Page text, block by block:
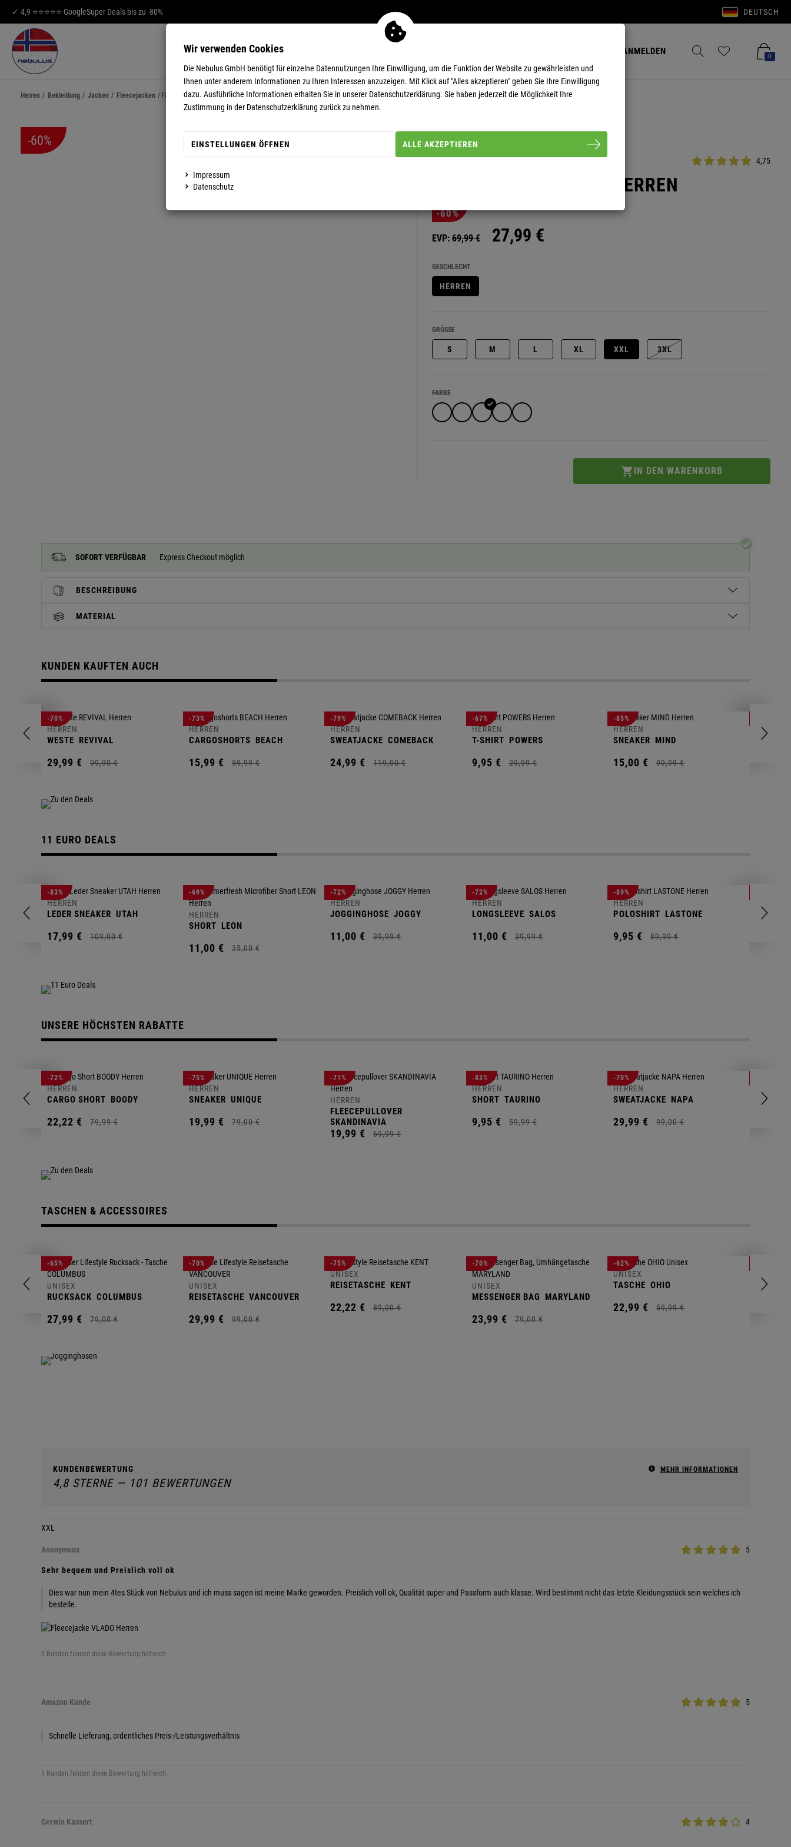
✓ 4,9 ⭐⭐⭐⭐⭐ GoogleSuper Deals bis zu -80% DEUTSCH
HERREN DAMEN AnmeldenANMELDEN Merkzettel aufklappenWarenkorb
0
Herren / Bekleidung / Jacken / Fleecejacken / Fleecejacke VLADO Herren
-60%
MEHR ANZEIGEN
Artikel-Nummer: 11111470 4,75
FLEECEJACKE VLADO HERREN
-60%
EVP: 69,99 € 27,99 €
GESCHLECHT
HERREN
GRÖSSE
S M L XL XXL 3XL
FARBE
SOFORT VERFÜGBAR Express Checkout möglich
BESCHREIBUNG
MATERIAL
KUNDEN KAUFTEN AUCH
-70%
HERREN
WESTE REVIVAL
29,99 € 99,90 €
-73%
HERREN
CARGOSHORTS BEACH
15,99 € 59,99 €
-79%
HERREN
SWEATJACKE COMEBACK
24,99 € 119,00 €
-67%
HERREN
T-SHIRT POWERS
9,95 € 29,99 €
-85%
HERREN
SNEAKER MIND
15,00 € 99,99 €
11 EURO DEALS
-83%
HERREN
LEDER SNEAKER UTAH
17,99 € 109,00 €
-69%
HERREN
SHORT LEON
11,00 € 35,00 €
-72%
HERREN
JOGGINGHOSE JOGGY
11,00 € 39,99 €
-72%
HERREN
LONGSLEEVE SALOS
11,00 € 39,99 €
-89%
HERREN
POLOSHIRT LASTONE
9,95 € 89,99 €
SHORT
UNSERE HÖCHSTEN RABATTE
-72%
HERREN
CARGO SHORT BOODY
22,22 € 79,99 €
-75%
HERREN
SNEAKER UNIQUE
19,99 € 79,00 €
-71%
HERREN
FLEECEPULLOVER
SKANDINAVIA
19,99 € 69,99 €
-83%
HERREN
SHORT TAURINO
9,95 € 59,99 €
-70%
HERREN
SWEATJACKE NAPA
29,99 € 99,00 €
TASCHEN & ACCESSOIRES
-65%
UNISEX
RUCKSACK COLUMBUS
27,99 € 79,00 €
-70%
UNISEX
REISETASCHE VANCOUVER
29,99 € 99,00 €
-75%
UNISEX
REISETASCHE KENT
22,22 € 89,00 €
-70%
UNISEX
MESSENGER BAG MARYLAND
23,99 € 79,00 €
-62%
UNISEX
TASCHE OHIO
22,99 € 59,99 €
KUNDENBEWERTUNG MEHR INFORMATIONEN
4,8 STERNE — 101 BEWERTUNGEN
XXL
Anonymous 5
Sehr bequem und Preislich voll ok
Dies war nun mein 4tes Stück von Nebulus und ich muss sagen ist meine Marke geworden. Preislich voll ok, Qualität super und Passform auch klasse. Wird bestimmt nicht das letzte Kleidungsstück sein welches ich
bestelle.
0 Kunden fanden diese Bewertung hilfreich.
Amazon Kunde 5
Schnelle Lieferung, ordentliches Preis-/Leistungsverhältnis
1 Kunden fanden diese Bewertung hilfreich.
Gerwin Kassert 4
Wir verwenden Cookies
Die Nebulus GmbH benötigt für einzelne Datennutzungen Ihre Einwilligung, um die Funktion der Website zu gewährleisten und
Ihnen unter anderem Informationen zu Ihren Interessen anzuzeigen. Mit Klick auf "Alles akzeptieren" geben Sie Ihre Einwilligung
dazu. Ausführliche Informationen erhalten Sie in unserer Datenschutzerklärung. Sie haben jederzeit die Möglichkeit Ihre
Zustimmung in der Datenschutzerklärung zurück zu nehmen.
EINSTELLUNGEN ÖFFNEN ALLE AKZEPTIEREN
Impressum
Datenschutz